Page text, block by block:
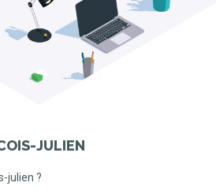
JULIEN
julien ?